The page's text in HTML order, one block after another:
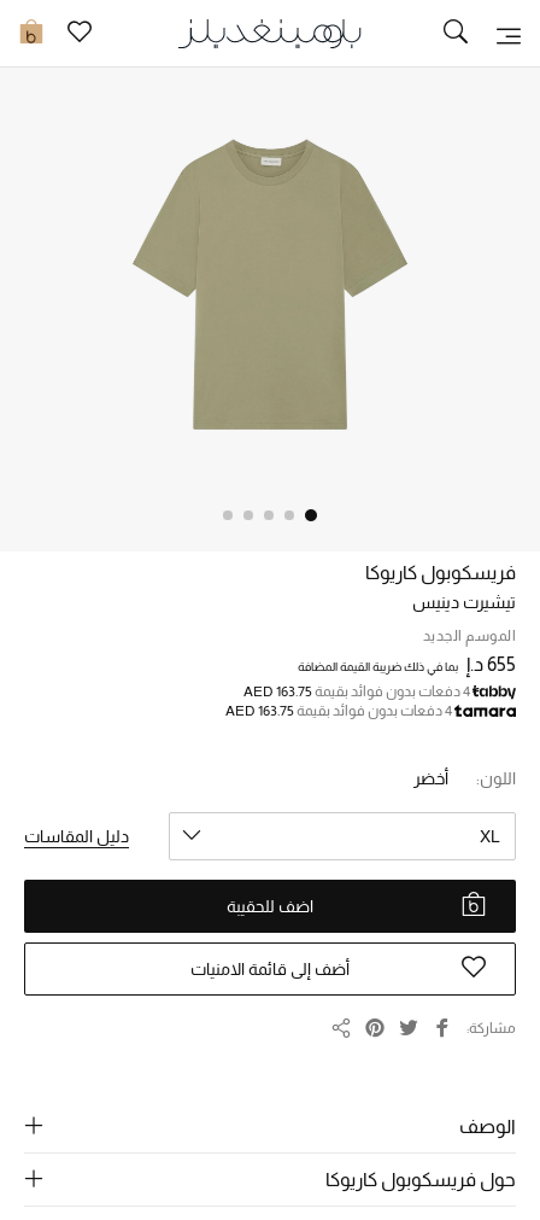
0 تخفيضات
مزيد من التخفيضات
خصم حتى 70%
تسوقوا الآن
ما وصلنا حديثاً
ما وصلنا حديثاً
النساء
الحقائب النسائية
أحذية النسائية
الجمال
الأطفال
فريسكوبول كاريوكا
تيشيرت دينيس
الموسم الجديد
655 د.إ بما في ذلك ضريبة القيمة المضافة
4 دفعات بدون فوائد بقيمة
AED 163.75
4 دفعات بدون فوائد بقيمة
AED 163.75
اللون: أخضر
XL دليل المقاسات
اضف للحقيبة
أضف إلى قائمة الامنيات
مشاركة
الوصف
حول فريسكوبول كاريوكا